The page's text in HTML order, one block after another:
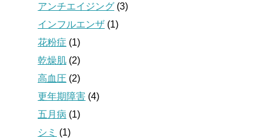
アンチエイジング (3)
インフルエンザ (1)
花粉症 (1)
乾燥肌 (2)
高血圧 (2)
更年期障害 (4)
五月病 (1)
シミ (1)